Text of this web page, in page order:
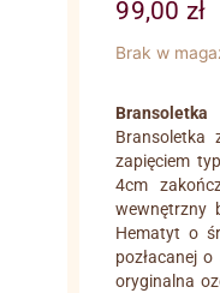
99,00 zł
Brak w
Bransoletka
zapięciem
4cm
wewnętrzny
Hematyt o
pozłacanej
oryginalna